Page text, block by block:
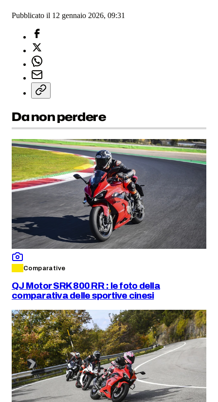
Pubblicato il 12 gennaio 2026, 09:31
Da non perdere
Comparative
QJ Motor SRK 800 RR : le foto della
comparativa delle sportive cinesi